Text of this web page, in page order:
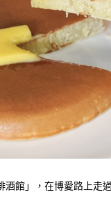
酒館」，在博愛路上走